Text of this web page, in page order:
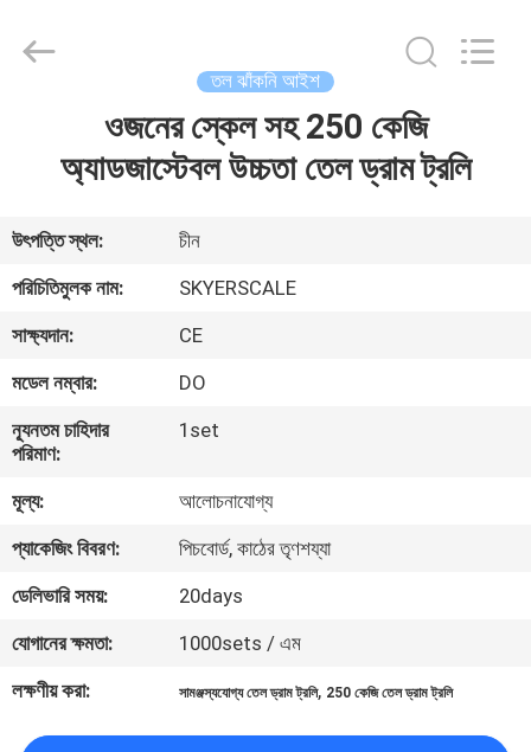
ভিডিও
আমাদের
সম্বন্ধে
পরিদর্শন
গুণমান
নিয়ন্ত্রণ
খবর
Co.,Limited.
তল ঝাঁকনি আইশ
ওজনের স্কেল সহ 250 কেজি
অ্যাডজাস্টেবল উচ্চতা তেল ড্রাম ট্রলি
উৎপত্তি স্থল:
চীন
পরিচিতিমুলক নাম:
SKYERSCALE
সাক্ষ্যদান:
CE
মডেল নম্বার:
DO
ন্যূনতম চাহিদার
পরিমাণ:
1set
মূল্য:
আলোচনাযোগ্য
প্যাকেজিং বিবরণ:
পিচবোর্ড, কাঠের তৃণশয্যা
ডেলিভারি সময়:
20days
যোগানের ক্ষমতা:
1000sets / এম
লক্ষণীয় করা:
সামঞ্জস্যযোগ্য তেল ড্রাম ট্রলি, 250 কেজি তেল ড্রাম ট্রলি